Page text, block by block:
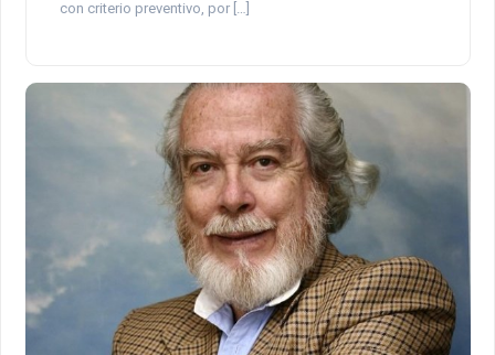
con criterio preventivo, por […]